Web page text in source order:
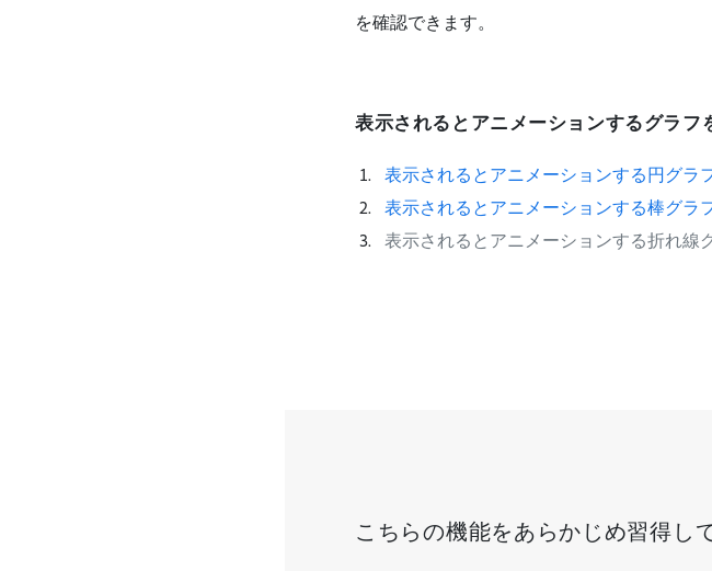
を確認できます。
表示されるとアニメーションするグラフ
表示されるとアニメーションする円グラ
表示されるとアニメーションする棒グラ
表示されるとアニメーションする折れ線
こちらの機能をあらかじめ習得し